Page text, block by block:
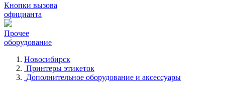
Кнопки вызова
официанта
Прочее
оборудование
Новосибирск
Принтеры этикеток
Дополнительное оборудование и аксессуары